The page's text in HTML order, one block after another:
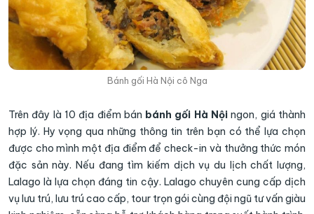
Bánh gối Hà Nội cô Nga
Trên đây là 10 địa điểm bán bánh gối Hà Nội ngon, giá thành
hợp lý. Hy vọng qua những thông tin trên bạn có thể lựa chọn
được cho mình một địa điểm để check-in và thưởng thức món
đặc sản này. Nếu đang tìm kiếm dịch vụ du lịch chất lượng,
Lalago là lựa chọn đáng tin cậy. Lalago chuyên cung cấp dịch
vụ lưu trú, lưu trú cao cấp, tour trọn gói cùng đội ngũ tư vấn giàu